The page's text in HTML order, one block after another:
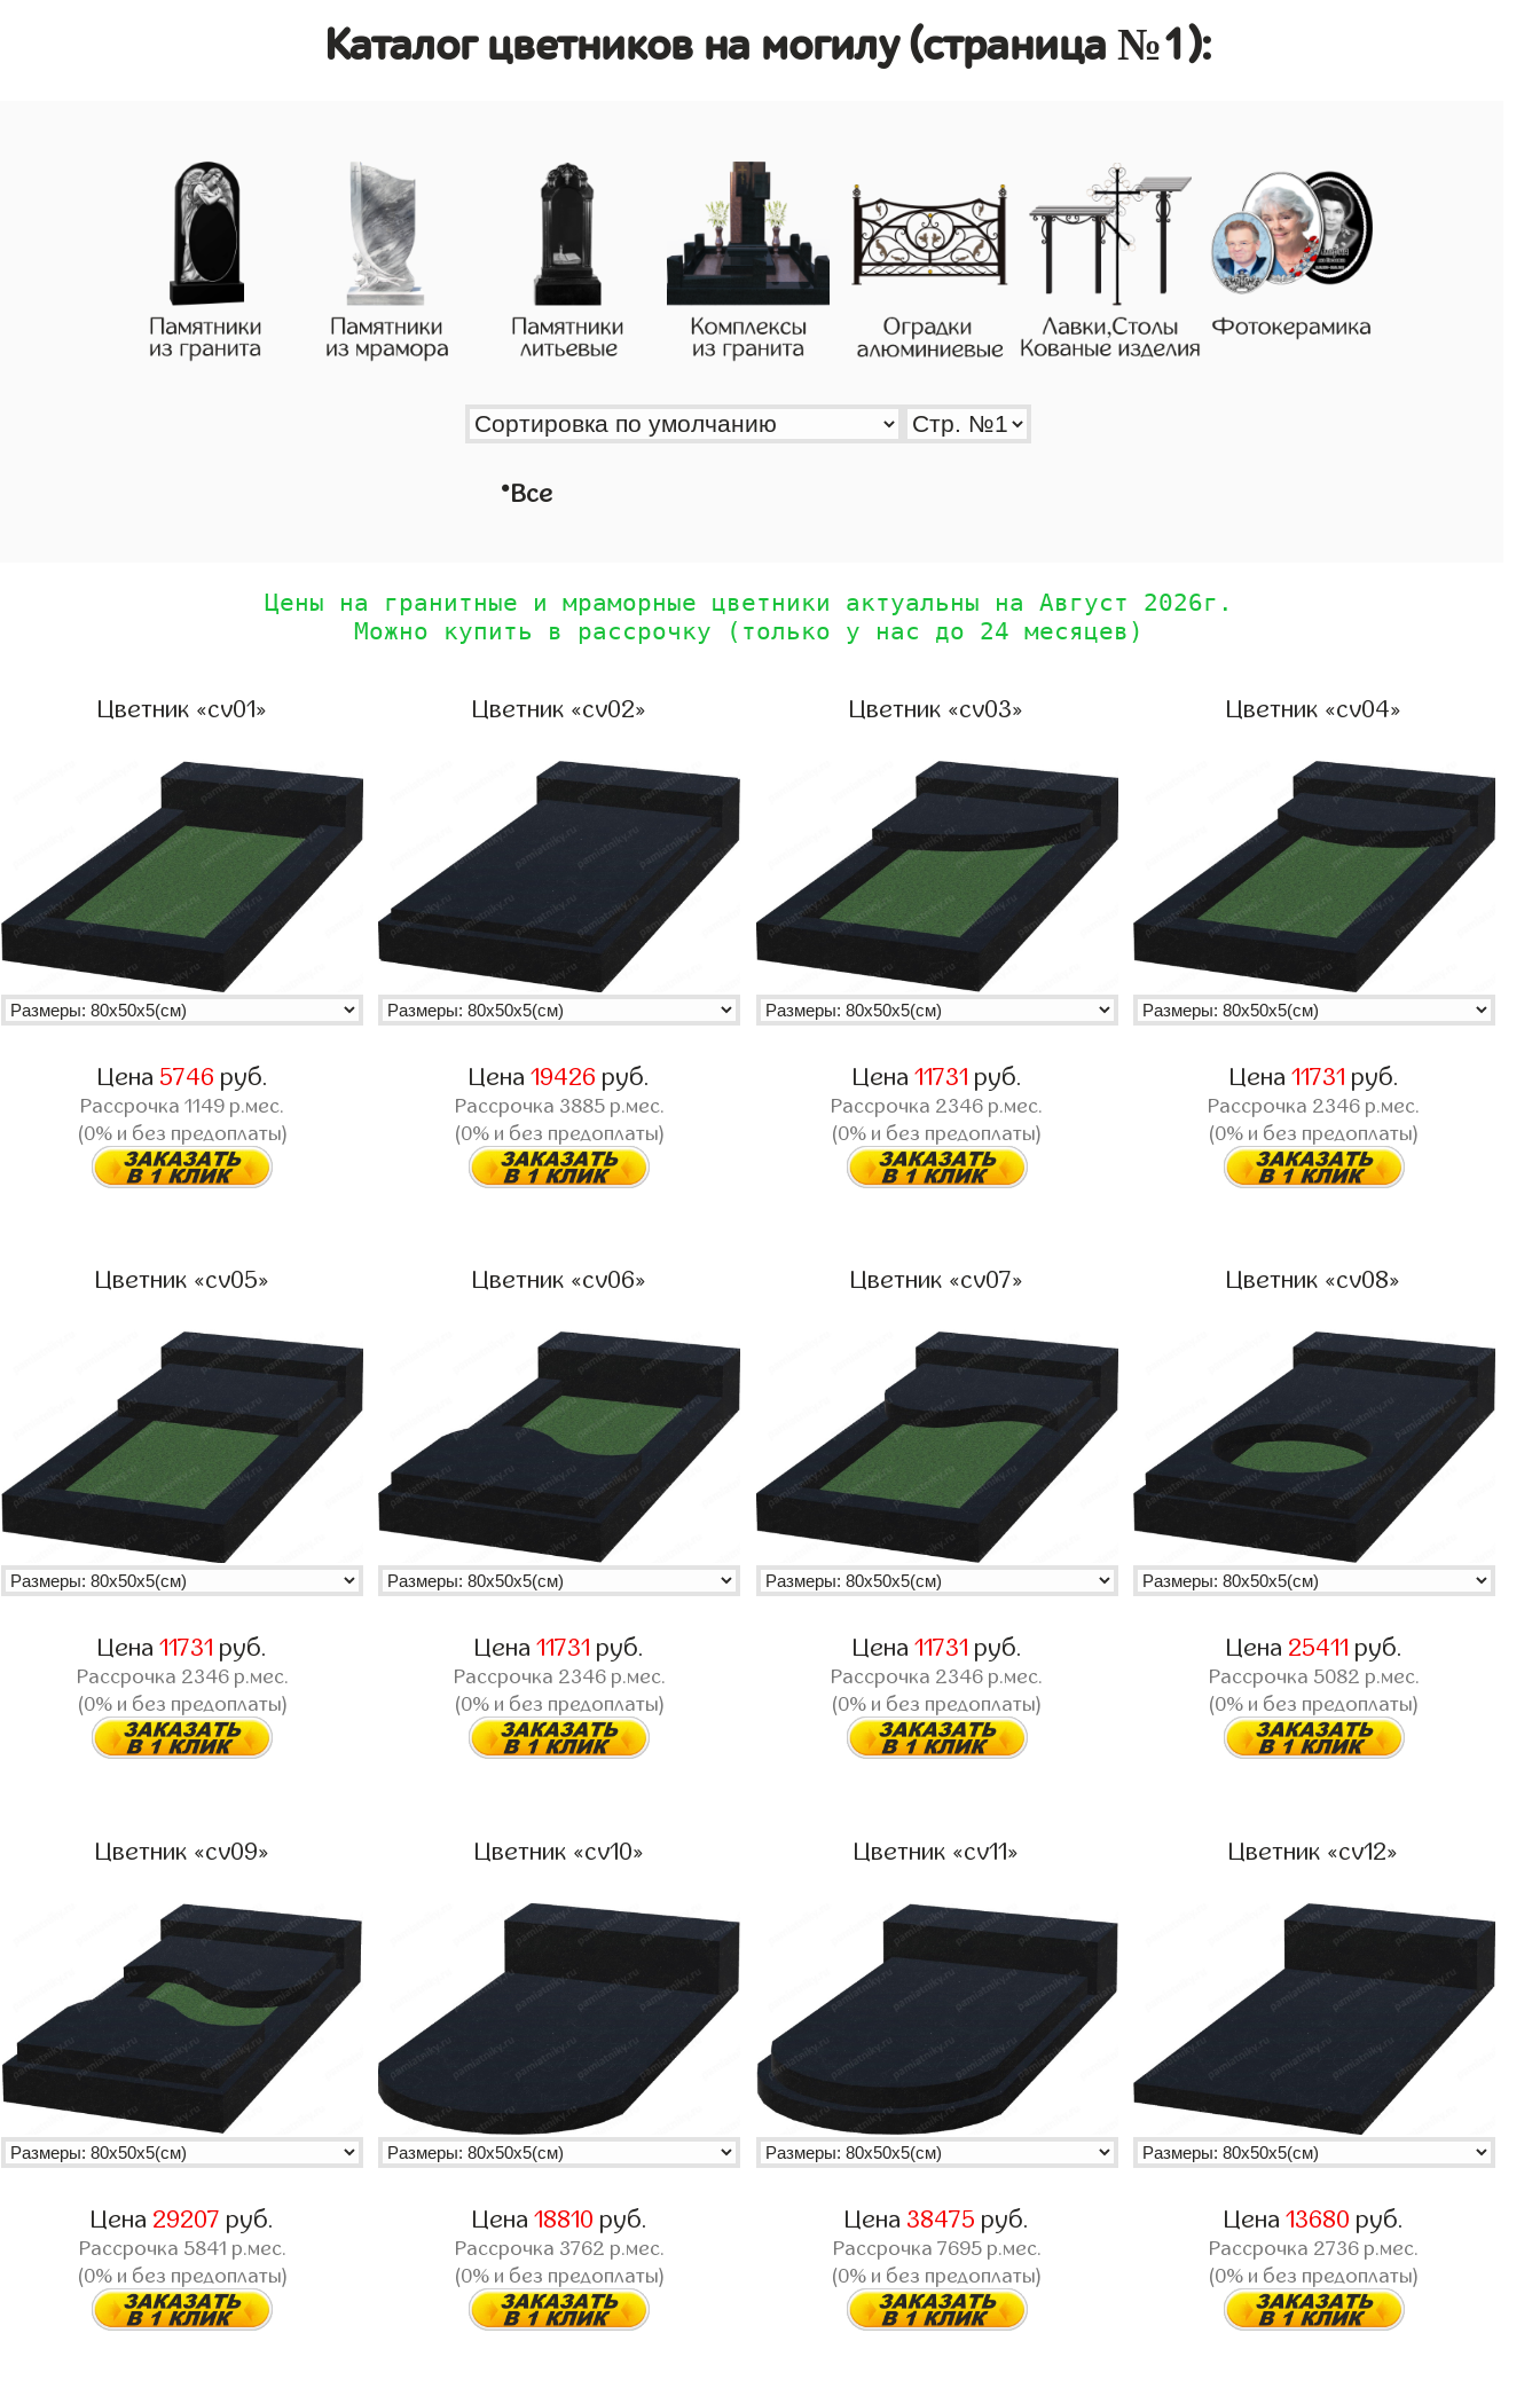
Каталог цветников на могилу (страница №1):
•Все
Цены на гранитные и мраморные цветники актуальны на Август 2026г.
Можно купить в рассрочку (только у нас до 24 месяцев)
Цветник «cv01»
Цена 5746 руб.
Рассрочка1149 р.мес.
(0% и без предоплаты)
Цветник «cv02»
Цена19426 руб.
Рассрочка 3885р.мес.
(0% и без предоплаты)
Цветник «cv03»
Цена 11731 руб.
Рассрочка 2346 р.мес.
(0% и без предоплаты)
Цветник «cv04»
Цена 11731 руб.
Рассрочка 2346 р.мес.
(0% и без предоплаты)
Цветник «cv05»
Цена11731 руб.
Рассрочка 2346р.мес.
(0% и без предоплаты)
Цветник «cv06»
Цена11731 руб.
Рассрочка 2346р.мес.
(0% и без предоплаты)
Цветник «cv07»
Цена 11731 руб.
Рассрочка 2346 р.мес.
(0% и без предоплаты)
Цветник «cv08»
Цена 25411 руб.
Рассрочка 5082 р.мес.
(0% и без предоплаты)
Цветник «cv09»
Цена 29207 руб.
Рассрочка 5841 р.мес.
(0% и без предоплаты)
Цветник «cv10»
Цена 18810 руб.
Рассрочка 3762 р.мес.
(0% и без предоплаты)
Цветник «cv11»
Цена 38475 руб.
Рассрочка 7695р.мес.
(0% и без предоплаты)
Цветник «cv12»
Цена13680 руб.
Рассрочка 2736 р.мес.
(0% и без предоплаты)